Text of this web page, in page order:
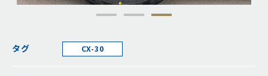
タグ CX-30